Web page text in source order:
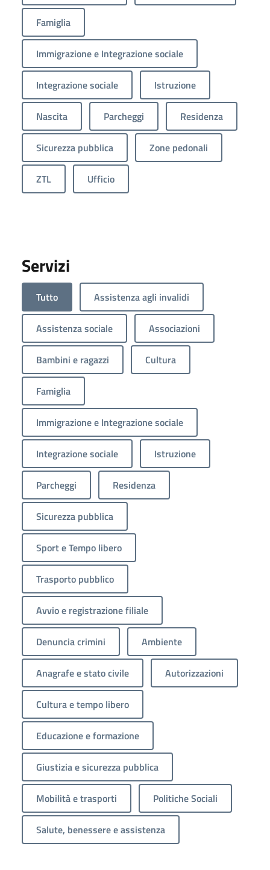
Famiglia
Immigrazione e Integrazione sociale
Integrazione sociale Istruzione
Nascita Parcheggi Residenza
Sicurezza pubblica Zone pedonali
ZTL Ufficio
Servizi
Tutto Assistenza agli invalidi
Assistenza sociale Associazioni
Bambini e ragazzi Cultura
Famiglia
Immigrazione e Integrazione sociale
Integrazione sociale Istruzione
Parcheggi Residenza
Sicurezza pubblica
Sport e Tempo libero
Trasporto pubblico
Avvio e registrazione filiale
Denuncia crimini Ambiente
Anagrafe e stato civile Autorizzazioni
Cultura e tempo libero
Educazione e formazione
Giustizia e sicurezza pubblica
Mobilità e trasporti Politiche Sociali
Salute, benessere e assistenza